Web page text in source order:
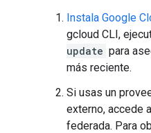
Instala Google
gcloud CLI,
update para
más reciente.
Si usas un
externo, accede
federada. Para